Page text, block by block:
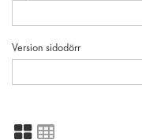
Version sidodörr